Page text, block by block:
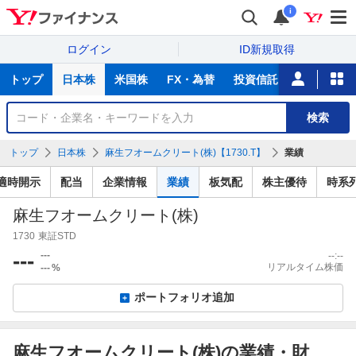
i
ログイン ID新規取得
サ
トップ 日本株 米国株 FX・為替 投資信託 ニュース
銘
検
索
検索
トップ 日本株 麻生フオームクリート(株)【1730.T】 業績
時開示 配当 企業情報 業績 板気配 株主優待 時系
麻生フオームクリート(株)
1730 東証STD
--- ---
---%
--:--
リアルタイム株価
ポートフォリオ追加